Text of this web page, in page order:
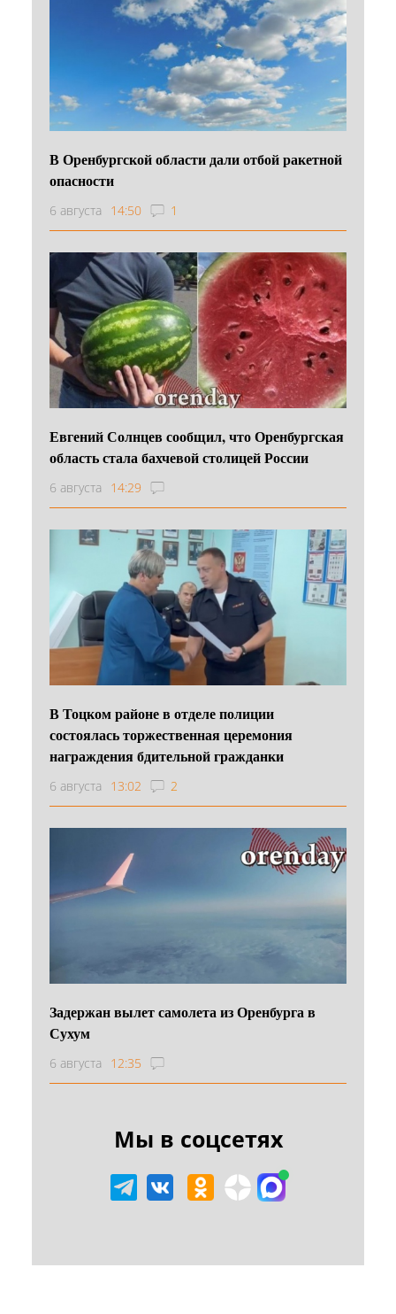
В Оренбургской области дали отбой ракетной
опасности
6 августа 14:50 1
Евгений Солнцев сообщил, что Оренбургская
область стала бахчевой столицей России
6 августа 14:29
В Тоцком районе в отделе полиции
состоялась торжественная церемония
награждения бдительной гражданки
6 августа 13:02 2
Задержан вылет самолета из Оренбурга в
Сухум
6 августа 12:35
Мы в соцсетях